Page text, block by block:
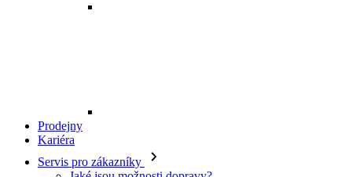
Mohu zboží vyměnit?
Jak vrátím svou objednávku?
Kdy budu mít peníze zpět?
Jak mohu zboží reklamovat?
Odstoupení od smlouvy